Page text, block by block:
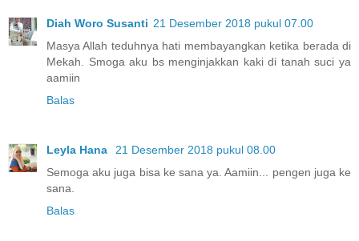
Diah Woro Susanti 21 Desember 2018 pukul 07.00
Masya Allah teduhnya hati membayangkan ketika berada di
Mekah. Smoga aku bs menginjakkan kaki di tanah suci ya
aamiin
Balas
Leyla Hana
21 Desember 2018 pukul 08.00
Semoga aku juga bisa ke sana ya. Aamiin... pengen juga ke
sana.
Balas